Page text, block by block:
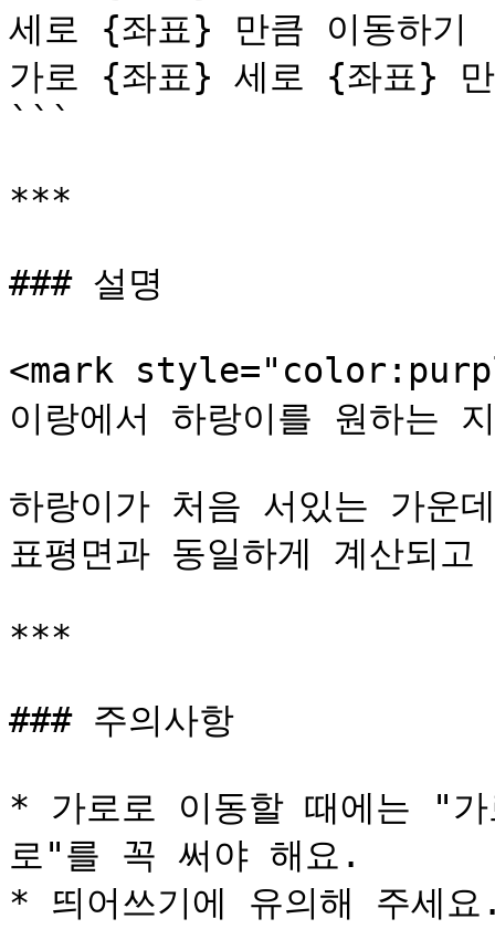
세로 {좌표} 만큼 이동하기
가로 {좌표} 세로 {좌표} 만
```
***
### 설명
<mark
이랑에서 하랑이를 원하는
하랑이가 처음 서있는 가
표평면과 동일하게 계산되
***
### 주의사항
* 가로로 이동할 때에는 "
로"를 꼭 써야 해요.
* 띄어쓰기에 유의해 주세